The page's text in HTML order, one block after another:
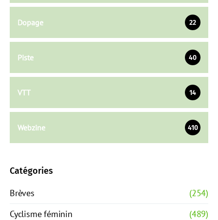
Dopage 22
Piste 40
VTT 14
Webzine 410
Catégories
Brèves
(254)
Cyclisme féminin
(489)